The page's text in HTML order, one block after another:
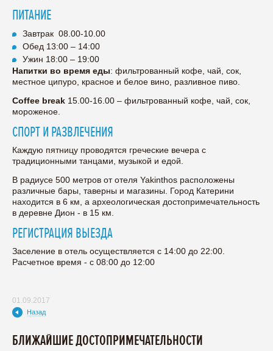
ПИТАНИЕ
Завтрак 08.00-10.00
Обед 13:00 – 14:00
Ужин 18:00 – 19:00
Напитки во время еды: фильтрованный кофе, чай, сок,
местное ципуро, красное и белое вино, разливное пиво.
Coffee break 15.00-16.00 – фильтрованный кофе, чай, сок,
мороженое.
СПОРТ И РАЗВЛЕЧЕНИЯ
Каждую пятницу проводятся греческие вечера с
традиционными танцами, музыкой и едой.
В радиусе 500 метров от отеля Yakinthos расположены
различные бары, таверны и магазины. Город Катерини
находится в 6 км, а археологическая достопримечательность
в деревне Дион - в 15 км.
РЕГИСТРАЦИЯ ВЫЕЗДА
Заселение в отель осуществляется с 14:00 до 22:00.
Расчетное время - с 08:00 до 12:00
01.09.2017
Назад
БЛИЖАЙШИЕ ДОСТОПРИМЕЧАТЕЛЬНОСТИ